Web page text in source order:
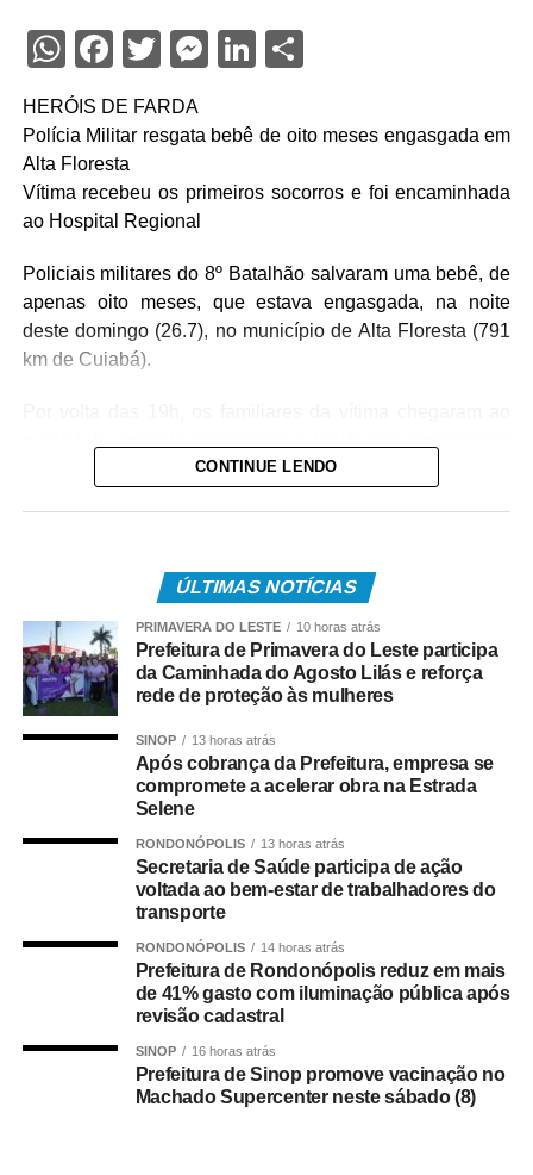
WhatsApp
Facebook
Twitter
Messenger
LinkedIn
Share
HERÓIS DE FARDA
Polícia Militar resgata bebê de oito meses engasgada em
Alta Floresta
Vítima recebeu os primeiros socorros e foi encaminhada
ao Hospital Regional
Policiais militares do 8º Batalhão salvaram uma bebê, de
apenas oito meses, que estava engasgada, na noite
deste domingo (26.7), no município de Alta Floresta (791
km de Cuiabá).
um quadro de obstrução das vias aéreas com leite
Após o atendimento inicial, o bebê foi levado ao Hospital
Regional, acompanhado da mãe, onde permaneceu sob
os cuidados da equipe médica. A bebê foi atendida pela
pediatra de plantão, que deu continuidade às avaliações
e aos procedimentos necessários.
COMENTE ABAIXO:
WhatsApp
Facebook
Twitter
Messenger
LinkedIn
Share
CONTINUE LENDO
ÚLTIMAS NOTÍCIAS
PRIMAVERA DO LESTE 10 horas atrás
Prefeitura de Primavera do Leste participa
da Caminhada do Agosto Lilás e reforça
rede de proteção às mulheres
SINOP 13 horas atrás
Após cobrança da Prefeitura, empresa se
compromete a acelerar obra na Estrada
Selene
RONDONÓPOLIS 13 horas atrás
Secretaria de Saúde participa de ação
voltada ao bem-estar de trabalhadores do
transporte
RONDONÓPOLIS 14 horas atrás
Prefeitura de Rondonópolis reduz em mais
de 41% gasto com iluminação pública após
revisão cadastral
SINOP 16 horas atrás
Prefeitura de Sinop promove vacinação no
Machado Supercenter neste sábado (8)